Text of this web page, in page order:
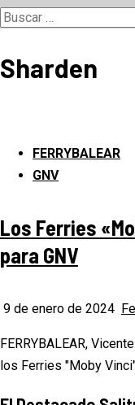
Buscar:
Sharden
FERRYBALEAR
GNV
Los Ferries
para GNV
9 de enero de 2024
FERRYBALEAR,
los Ferries "Moby